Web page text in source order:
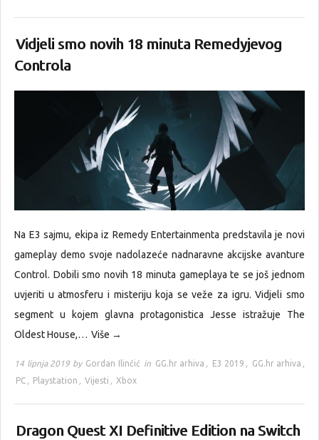
Vidjeli smo novih 18 minuta Remedyjevog
Controla
Na E3 sajmu, ekipa iz Remedy Entertainmenta predstavila je novi
gameplay demo svoje nadolazeće nadnaravne akcijske avanture
Control. Dobili smo novih 18 minuta gameplaya te se još jednom
uvjeriti u atmosferu i misteriju koja se veže za igru. Vidjeli smo
segment u kojem glavna protagonistica Jesse istražuje The
Oldest House,… Više →
14 lipnja 2019 by Gordan Ilinčić in GG.hr arhiva , E3 2019 , GG.hr arhiva ,
PC , Playstation , Vijesti , Xbox
Dragon Quest XI Definitive Edition na Switch